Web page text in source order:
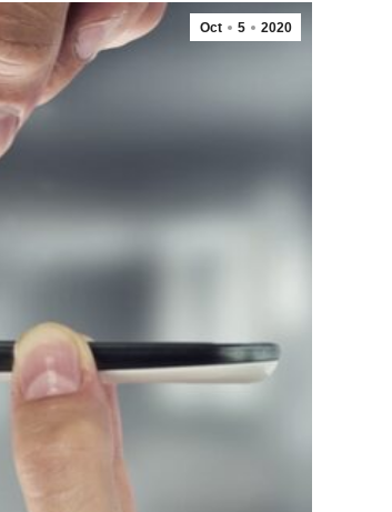
Oct 5 2020